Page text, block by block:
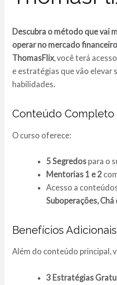
Descubra o método que vai
operar no mercado
ThomasFlix, você terá
e estratégias que vão elevar
habilidades.
Conteúdo Completo
O curso oferece:
5 Segredospara o
Mentorias 1 e 2
Acesso a
Suboperações, Chá
Benefícios Adicionais
Além do conteúdo principal,
3 Estratégias